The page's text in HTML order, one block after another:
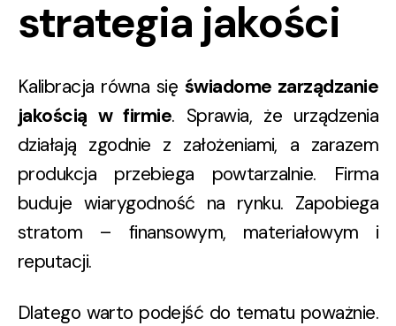
strategia jakości
Kalibracja równa się świadome zarządzanie
jakością w firmie. Sprawia, że urządzenia
działają zgodnie z założeniami, a zarazem
produkcja przebiega powtarzalnie. Firma
buduje wiarygodność na rynku. Zapobiega
stratom – finansowym, materiałowym i
reputacji.
Dlatego warto podejść do tematu poważnie.